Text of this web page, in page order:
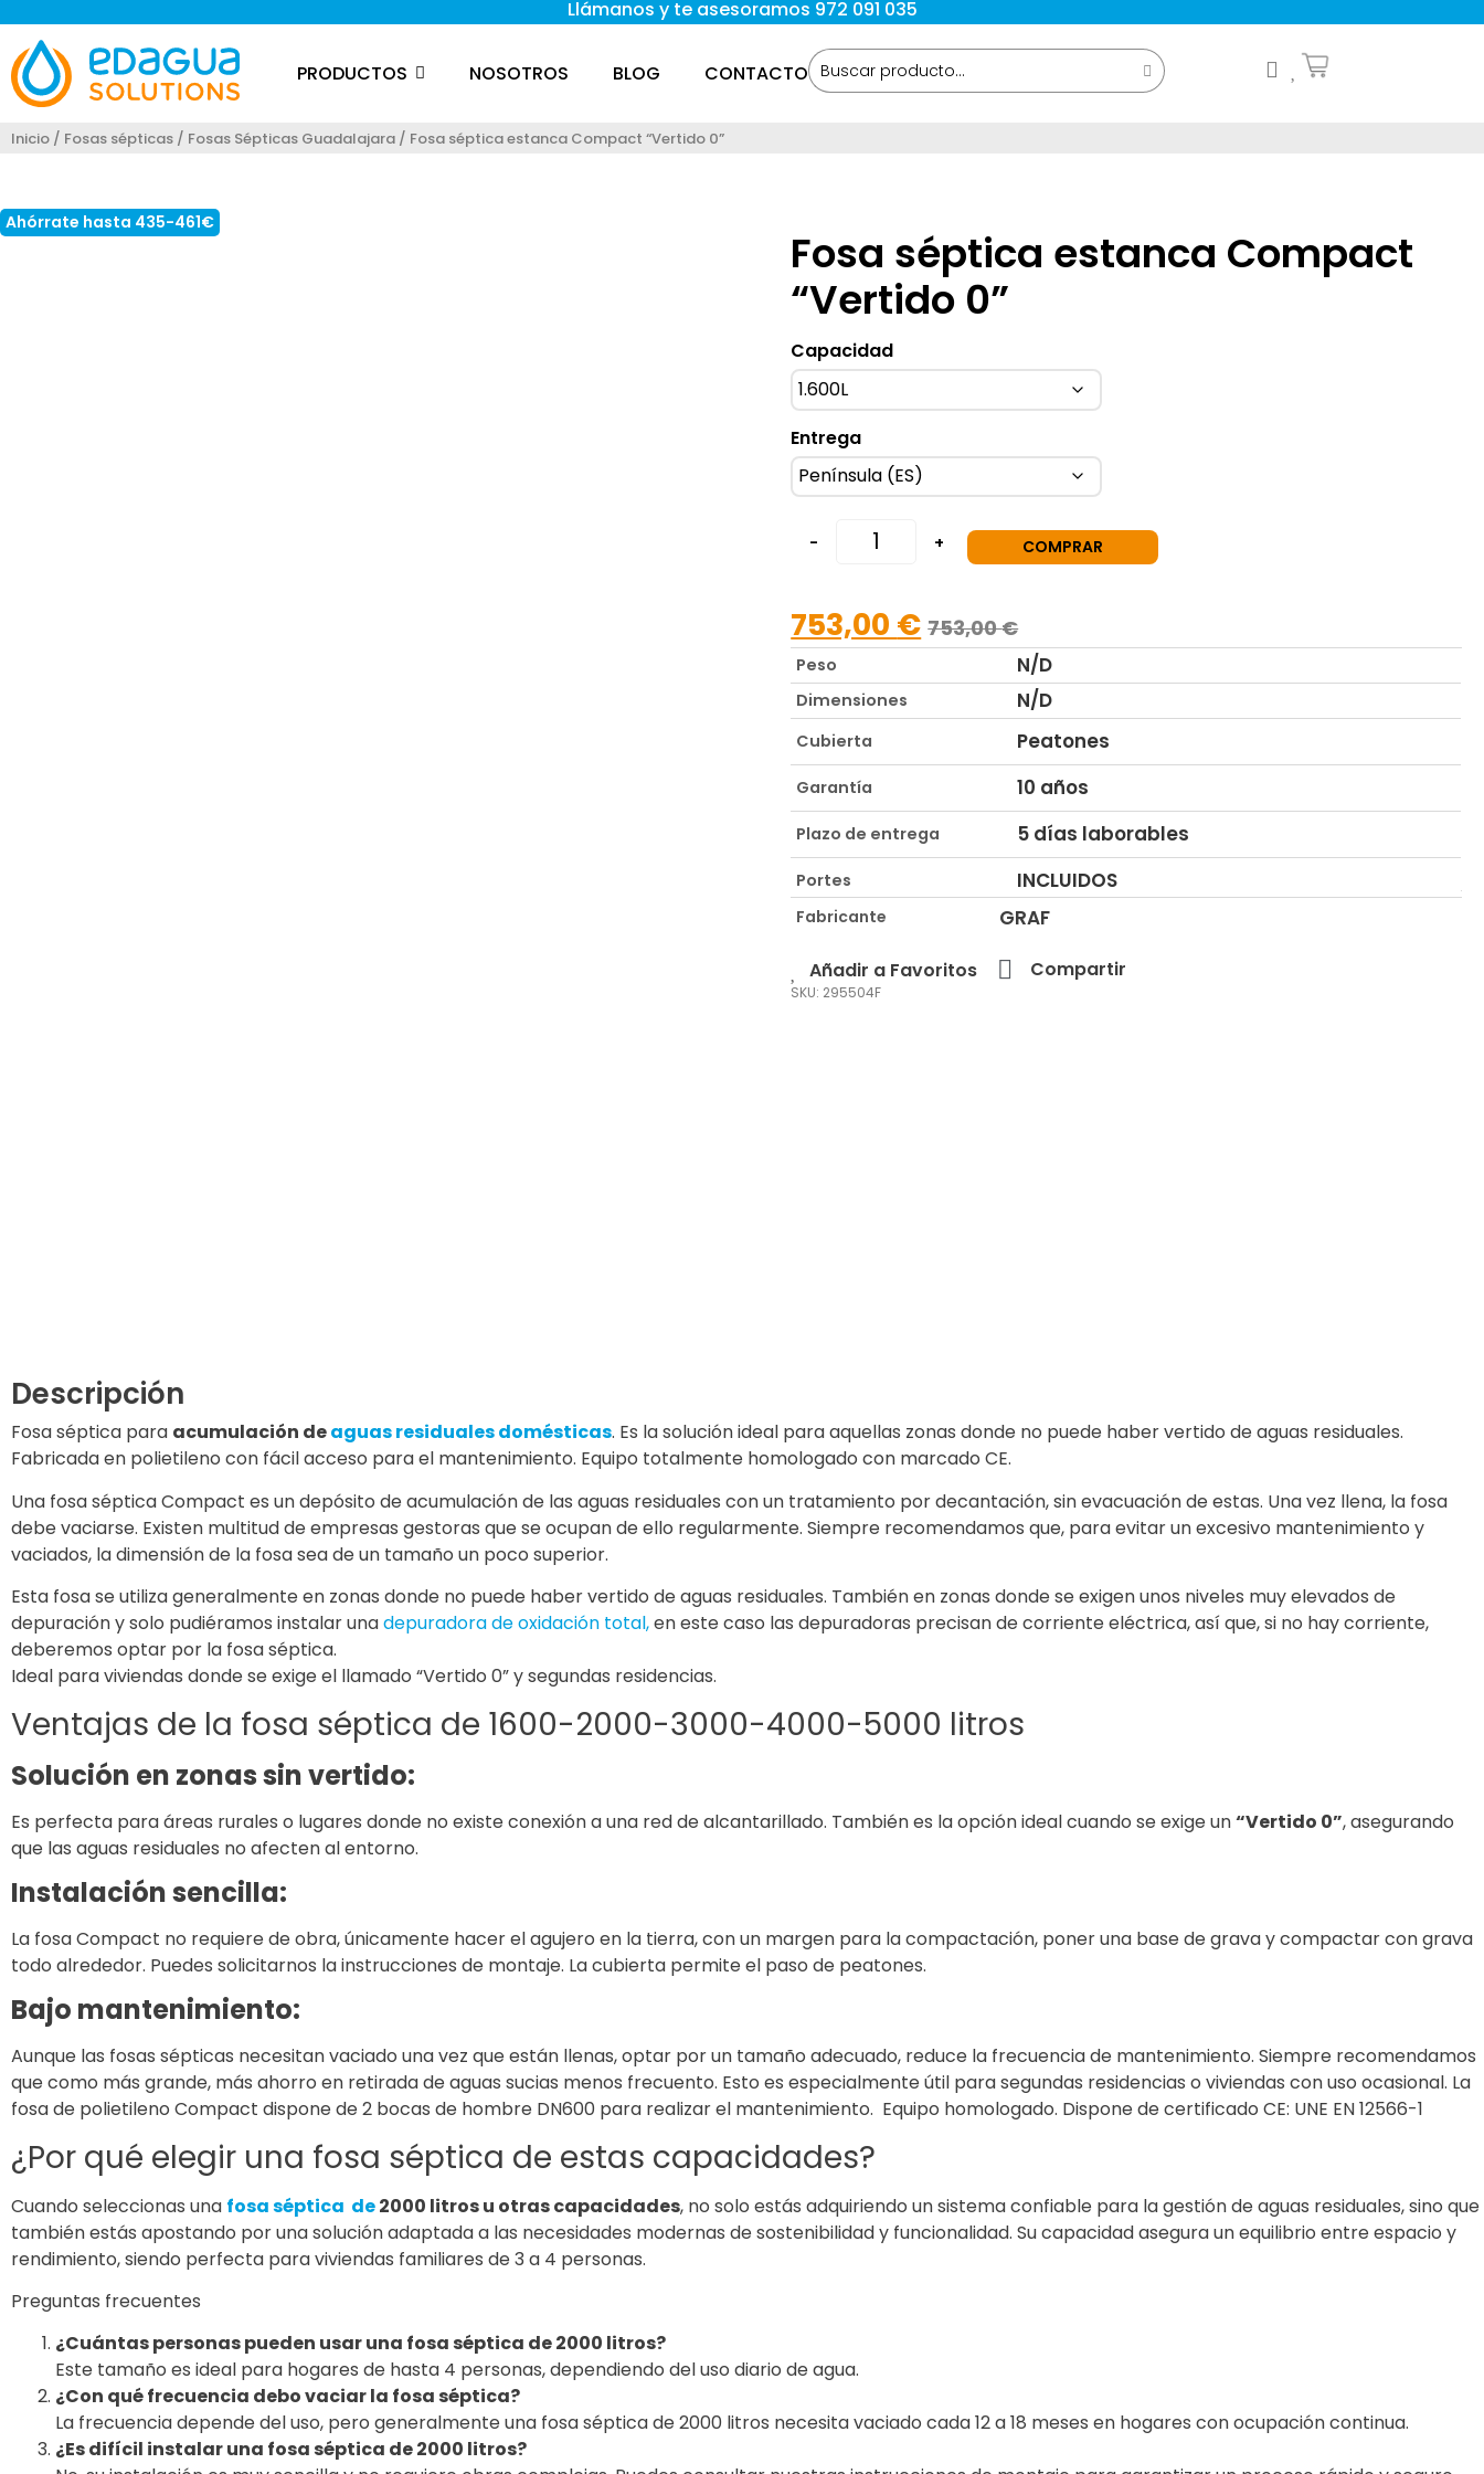
Llámanos y te asesoramos 972 091 035
PRODUCTOS NOSOTROS BLOG CONTACTO
Inicio / Fosas sépticas / Fosas Sépticas Guadalajara / Fosa séptica estanca Compact “Vertido 0”
Ahórrate hasta 435-461€
Loading...
Fosa séptica estanca Compact
“Vertido 0”
Capacidad
Entrega
- + COMPRAR
753,00 € 753,00€
Peso N/D
Dimensiones N/D
Cubierta Peatones
Garantía 10 años
Plazo de entrega 5 días laborables
Portes INCLUIDOS
Fabricante GRAF
Añadir a Favoritos Compartir
SKU: 295504F
Descripción
Fosa séptica para acumulación deaguas residuales domésticas. Es la solución ideal para aquellas zonas donde no puede haber vertido de aguas residuales.
Fabricada en polietileno con fácil acceso para el mantenimiento. Equipo totalmente homologado con marcado CE.
Una fosa séptica Compact es un depósito de acumulación de las aguas residuales con un tratamiento por decantación, sin evacuación de estas. Una vez llena, la fosa
debe vaciarse. Existen multitud de empresas gestoras que se ocupan de ello regularmente. Siempre recomendamos que, para evitar un excesivo mantenimiento y
vaciados, la dimensión de la fosa sea de un tamaño un poco superior.
Esta fosa se utiliza generalmente en zonas donde no puede haber vertido de aguas residuales. También en zonas donde se exigen unos niveles muy elevados de
depuración y solo pudiéramos instalar unadepuradora de oxidación total,en este caso las depuradoras precisan de corriente eléctrica, así que, si no hay corriente,
deberemos optar por la fosa séptica.
Ideal para viviendas donde se exige el llamado “Vertido 0” y segundas residencias.
Ventajas de la fosa séptica de 1600-2000-3000-4000-5000 litros
Solución en zonas sin vertido:
Es perfecta para áreas rurales o lugares donde no existe conexión a una red de alcantarillado. También es la opción ideal cuando se exige un“Vertido 0”, asegurando
que las aguas residuales no afecten al entorno.
Instalación sencilla:
La fosa Compact no requiere de obra, únicamente hacer el agujero en la tierra, con un margen para la compactación, poner una base de grava y compactar con grava
todo alrededor. Puedes solicitarnos la instrucciones de montaje. La cubierta permite el paso de peatones.
Bajo mantenimiento:
Aunque las fosas sépticas necesitan vaciado una vez que están llenas, optar por un tamaño adecuado, reduce la frecuencia de mantenimiento. Siempre recomendamos
que como más grande, más ahorro en retirada de aguas sucias menos frecuento. Esto es especialmente útil para segundas residencias o viviendas con uso ocasional. La
fosa de polietileno Compact dispone de 2 bocas de hombre DN600 para realizar el mantenimiento. Equipo homologado. Dispone de certificado CE: UNE EN 12566-1
¿Por qué elegir una fosa séptica de estas capacidades?
Cuando seleccionas una fosa séptica de2000 litros u otras capacidades, no solo estás adquiriendo un sistema confiable para la gestión de aguas residuales, sino que
también estás apostando por una solución adaptada a las necesidades modernas de sostenibilidad y funcionalidad. Su capacidad asegura un equilibrio entre espacio y
rendimiento, siendo perfecta para viviendas familiares de 3 a 4 personas.
Preguntas frecuentes
¿Cuántas personas pueden usar una fosa séptica de 2000 litros?
Este tamaño es ideal para hogares de hasta 4 personas, dependiendo del uso diario de agua.
¿Con qué frecuencia debo vaciar la fosa séptica?
La frecuencia depende del uso, pero generalmente una fosa séptica de 2000 litros necesita vaciado cada 12 a 18 meses en hogares con ocupación continua.
¿Es difícil instalar una fosa séptica de 2000 litros?